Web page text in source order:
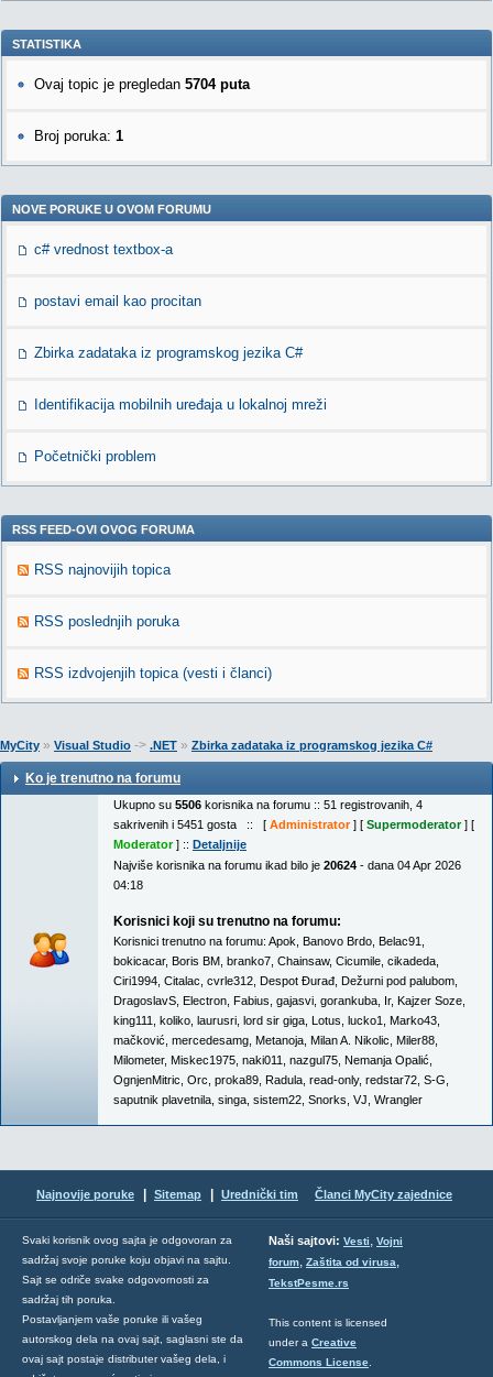
STATISTIKA
Ovaj topic je pregledan 5704 puta
Broj poruka: 1
NOVE PORUKE U OVOM FORUMU
c# vrednost textbox-a
postavi email kao procitan
Zbirka zadataka iz programskog jezika C#
Identifikacija mobilnih uređaja u lokalnoj mreži
Početnički problem
RSS FEED-OVI OVOG FORUMA
RSS najnovijih topica
RSS poslednjih poruka
RSS izdvojenjih topica (vesti i članci)
MyCity » Visual Studio -> .NET » Zbirka zadataka iz programskog jezika C#
Ko je trenutno na forumu
Ukupno su 5506 korisnika na forumu :: 51 registrovanih, 4
sakrivenih i 5451 gosta :: [ Administrator] [ Supermoderator] [
Moderator] :: Detaljnije
Najviše korisnika na forumu ikad bilo je 20624 - dana 04 Apr 2026
04:18
Korisnici koji su trenutno na forumu:
Korisnici trenutno na forumu: Apok Banovo Brdo Belac91
bokicacar, Boris BM branko7 Chainsaw, Cicumile cikadeda
Ciri1994 Citalac cvrle312 Despot Đurađ Dežurni pod palubom
DragoslavS Electron Fabius gajasvi gorankuba Ir, Kajzer Soze
king111
koliko laurusri lord sir giga Lotus lucko1 Marko43
mačković mercedesamg Metanoja Milan A. Nikolic Miler88
Milometer, Miskec1975 naki011 nazgul75 Nemanja Opalić
OgnjenMitric Orc proka89 Radula read-only, redstar72 S-G
saputnik plavetnila singa sistem22 Snorks VJ Wrangler
Najnovije poruke Sitemap Urednički tim Članci MyCity zajednice
Svaki korisnik ovog sajta je odgovoran za
sadržaj svoje poruke koju objavi na sajtu.
Sajt se odriče svake odgovornosti za
sadržaj tih poruka.
Postavljanjem vaše poruke ili vašeg
autorskog dela na ovaj sajt, saglasni ste da
ovaj sajt postaje distributer vašeg dela, i
Naši sajtovi: Vesti, Vojni
forum, Zaštita od virusa,
TekstPesme.rs
This content is licensed
under a Creative
Commons License